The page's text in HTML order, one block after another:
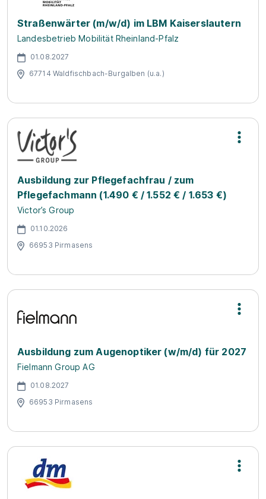
Straßenwärter (m/w/d) im LBM Kaiserslautern
Landesbetrieb Mobilität Rheinland-Pfalz
01.08.2027
67714 Waldfischbach-Burgalben (u.a.)
Ausbildung zur Pflegefachfrau / zum
Pflegefachmann (1.490 € / 1.552 € / 1.653 €)
Victor’s Group
01.10.2026
66953 Pirmasens
Ausbildung zum Augenoptiker (w/m/d) für 2027
Fielmann Group AG
01.08.2027
66953 Pirmasens